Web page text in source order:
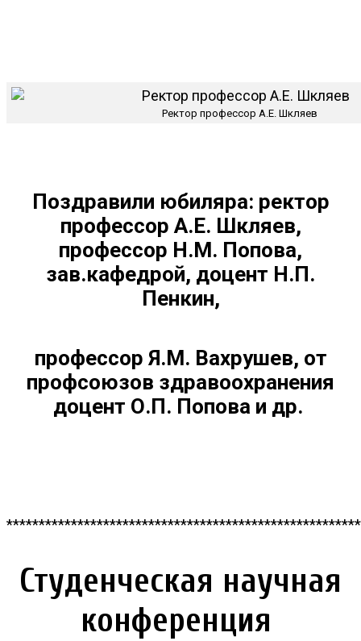
Ректор профессор А.Е. Шкляев
Поздравили юбиляра: ректор
профессор А.Е. Шкляев,
профессор Н.М. Попова,
зав.кафедрой, доцент Н.П.
Пенкин,
профессор Я.М. Вахрушев, от
профсоюзов здравоохранения
доцент О.П. Попова и др.
Студенческая научная
конференция